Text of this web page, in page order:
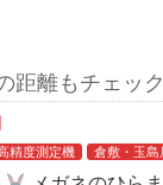
距離もチェック
精度測定機 倉敷・玉島